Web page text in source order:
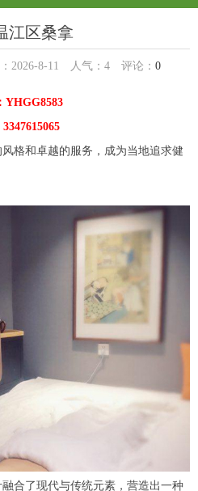
江区桑拿
2026-8-11 人气： 4 评论： 0
YHGG8583
和卓越的服务，成为当地追求健
了现代与传统元素，营造出一种